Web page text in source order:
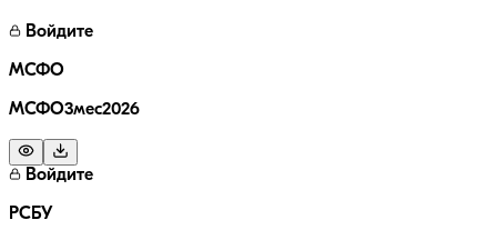
Войдите
МСФО
МСФО3мес2026
Войдите
РСБУ